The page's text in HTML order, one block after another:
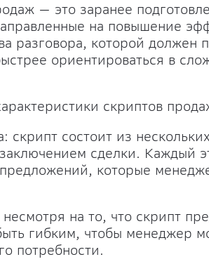
— это заранее
на повышение
разговора, которой
ориентироваться в
скриптов
скрипт состоит из
сделки. Каждый
которые
несмотря на то, что скрипт
гибким, чтобы менеджер
потребности.